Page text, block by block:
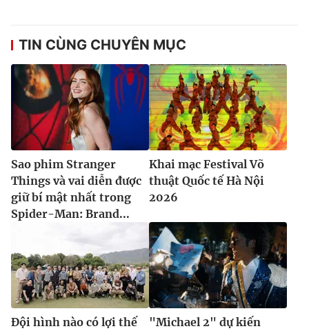
TIN CÙNG CHUYÊN MỤC
Sao phim Stranger
Things và vai diễn được
giữ bí mật nhất trong
Spider-Man: Brand...
Khai mạc Festival Võ
thuật Quốc tế Hà Nội
2026
Đội hình nào có lợi thế
"Michael 2" dự kiến